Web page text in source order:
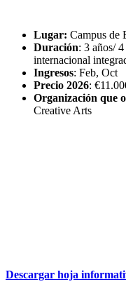
Lugar: Campus de
Duración: 3 años/
internacional
Ingresos: Feb, Oct
Precio 2026:
Organización que
Creative Arts
Descargar hoja